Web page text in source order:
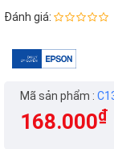
Đánh giá:
Mã sản phẩm :
168.000₫